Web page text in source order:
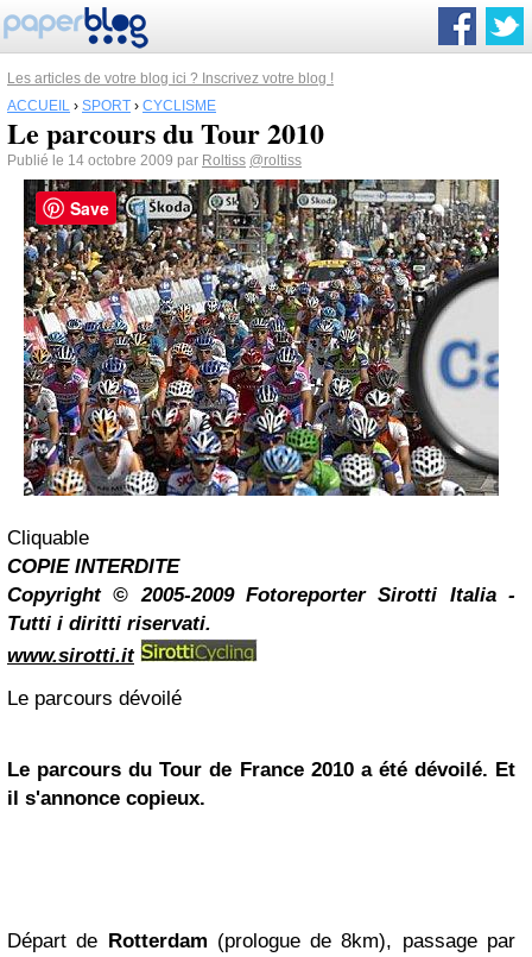
Les articles de votre blog ici ? Inscrivez votre blog !
ACCUEIL › SPORT › CYCLISME
Le parcours du Tour 2010
Publié le 14 octobre 2009 par Roltiss @roltiss
Cliquable
COPIE INTERDITE
Copyright © 2005-2009 Fotoreporter Sirotti Italia -
Tutti i diritti riservati.
www.sirotti.it
Le parcours dévoilé
Le parcours du Tour de France 2010 a été dévoilé. Et
il s'annonce copieux.
Départ de Rotterdam (prologue de 8km), passage par
Save